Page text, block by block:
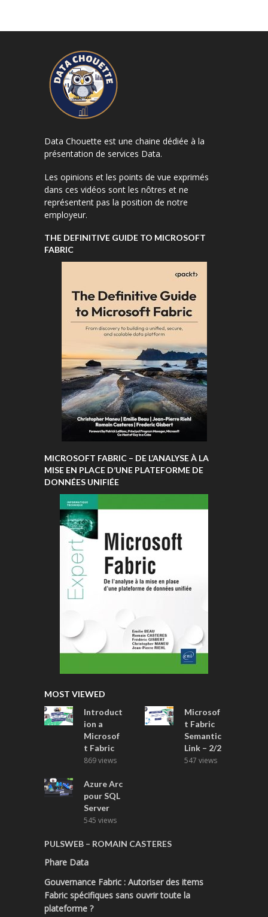
Data Chouette est une chaine dédiée à la
présentation de services Data.
Les opinions et les points de vue exprimés
dans ces vidéos sont les nôtres et ne
représentent pas la position de notre
employeur.
THE DEFINITIVE GUIDE TO MICROSOFT
FABRIC
MICROSOFT FABRIC – DE L’ANALYSE À LA
MISE EN PLACE D’UNE PLATEFORME DE
DONNÉES UNIFIÉE
MOST VIEWED
Introduct
ion a
Microsof
t Fabric
869 views
Microsof
t Fabric
Semantic
Link – 2/2
547 views
Azure Arc
pour SQL
Server
545 views
PULSWEB – ROMAIN CASTERES
Phare Data
Gouvernance Fabric : Autoriser des items
Fabric spécifiques sans ouvrir toute la
plateforme ?